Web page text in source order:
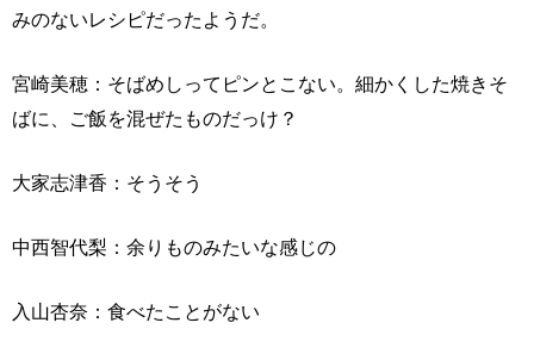
みのないレシピだったようだ。
宮崎美穂：そばめしってピンとこない。細かくした焼きそ
ばに、ご飯を混ぜたものだっけ？
大家志津香：そうそう
中西智代梨：余りものみたいな感じの
入山杏奈：食べたことがない